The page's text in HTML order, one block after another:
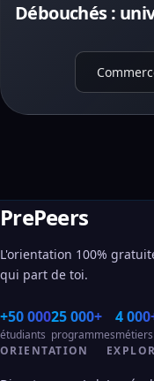
Débouchés :
PrePeers
L'orientation 100%
qui part de toi.
+50 000
étudiants
25 000+
programmes
4
métiers
ORIENTATION